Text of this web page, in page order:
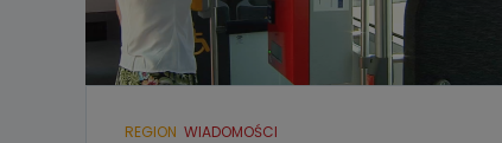
REGION WIADOMOŚCI